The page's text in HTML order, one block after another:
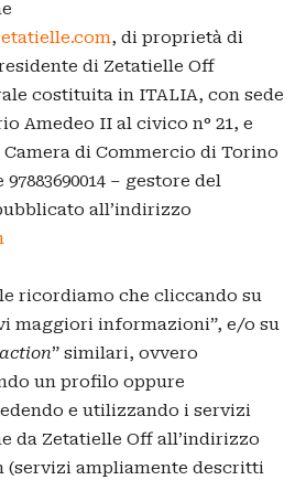
, di proprietà di
di Zetatielle Off
costituita in ITALIA, con sede
Amedeo II al civico n° 21, e
di Commercio di Torino
97883690014 – gestore del
all’indirizzo
ricordiamo che cliccando su
maggiori informazioni”, e/o su
” similari, ovvero
un profilo oppure
e utilizzando i servizi
da Zetatielle Off all’indirizzo
(servizi ampliamente descritti